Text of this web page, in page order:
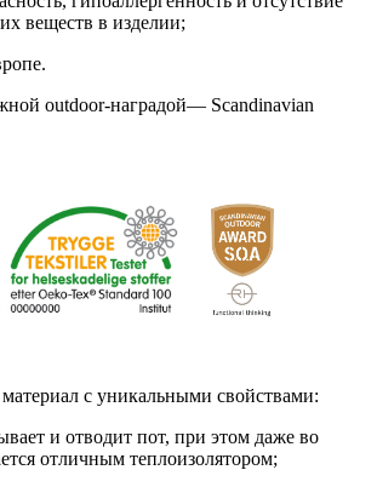
веществ в изделии;
outdoor-наградой— Scandinavian
с уникальными свойствами:
и отводит пот, при этом даже во
отличным теплоизолятором;